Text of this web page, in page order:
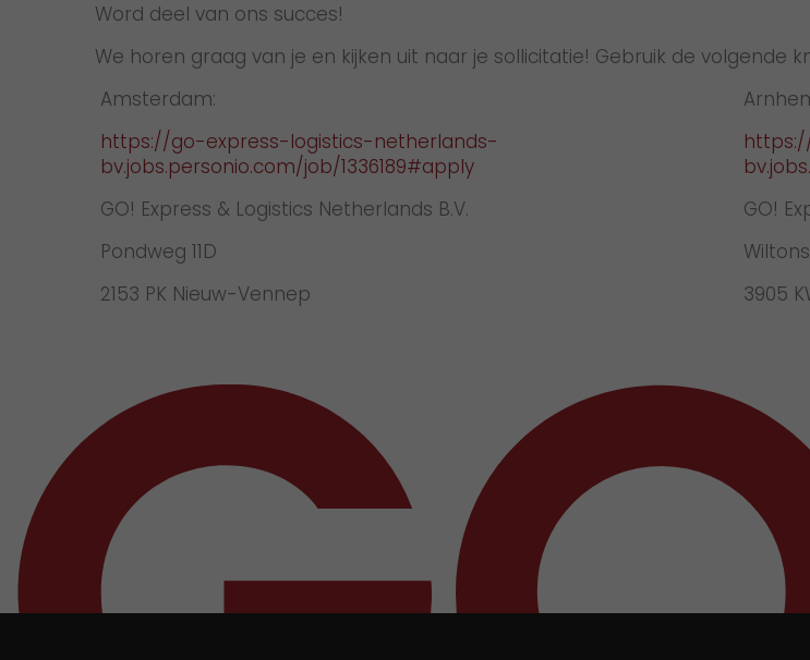
Word deel van ons succes!
We horen graag van je en kijken uit naar je sollicitatie! Gebruik de
Amsterdam:
https://go-express-logistics-netherlands-
bv.jobs.personio.com/job/1336189#apply
GO! Express & Logistics Netherlands B.V.
Pondweg 11D
2153 PK Nieuw-Vennep
GO!
3905